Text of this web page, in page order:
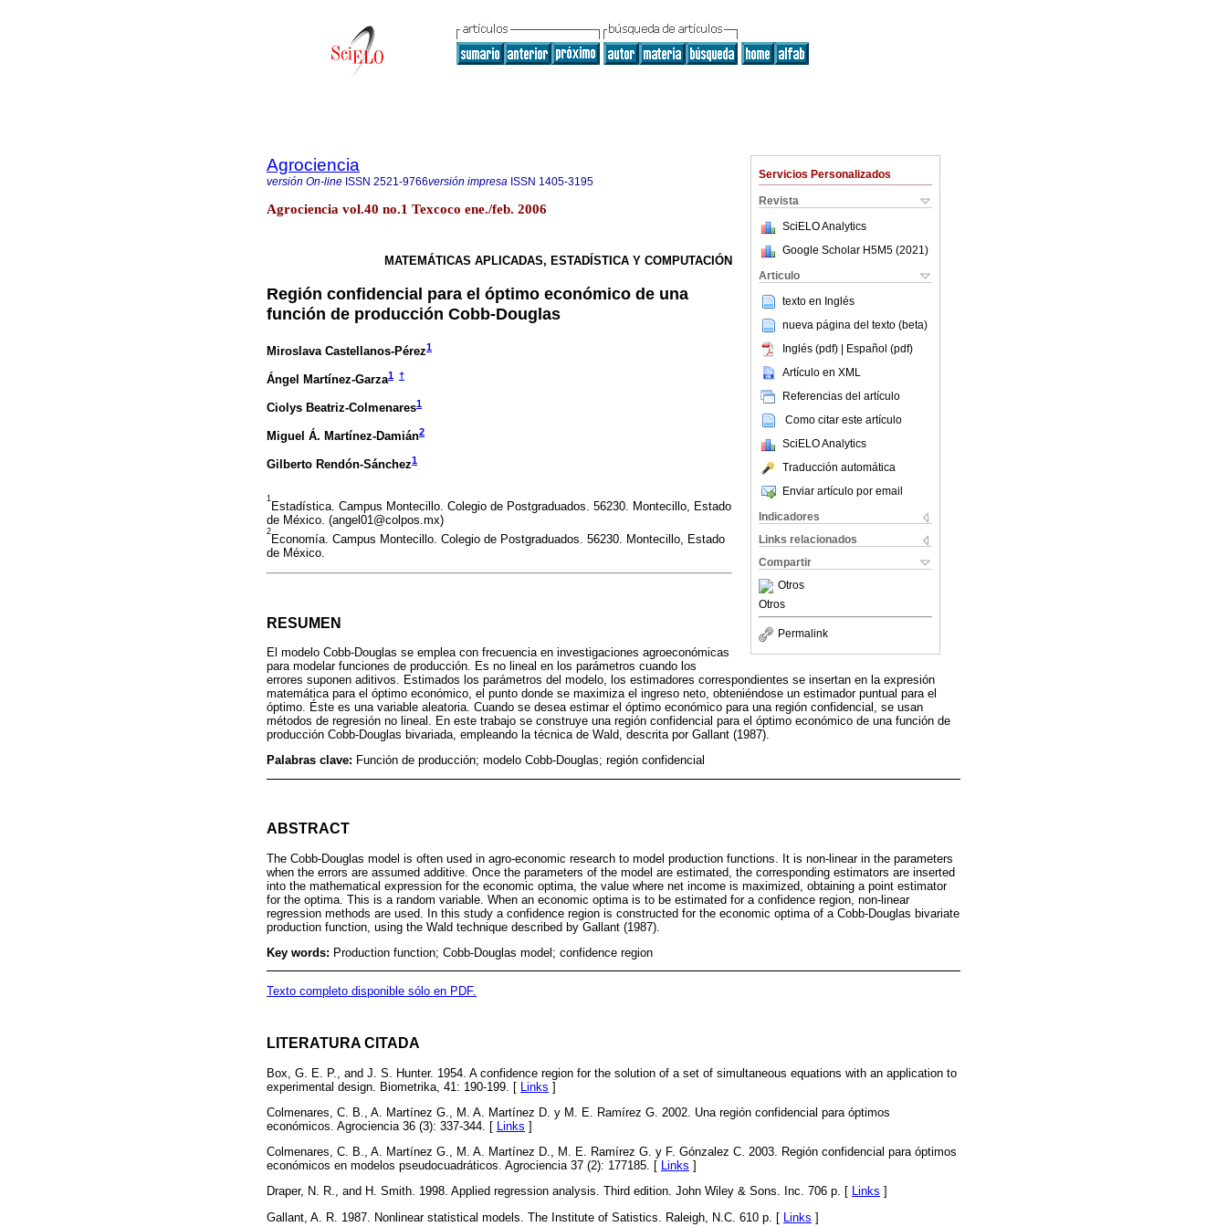
Servicios Personalizados
Revista
SciELO Analytics
Google Scholar H5M5 (2021 )
Articulo
texto en Inglés
nueva página del texto (beta)
Inglés (pdf) | Español (pdf)
Artículo en XML
Referencias del artículo
Como citar este artículo
SciELO Analytics
Traducción automática
Enviar artículo por email
Indicadores
Links relacionados
Compartir
Otros
Otros
Permalink
Agrociencia
versión On-line ISSN 2521-9766versión impresa ISSN 1405-3195
Agrociencia vol.40 no.1 Texcoco ene./feb. 2006
MATEMÁTICAS APLICADAS, ESTADÍSTICA Y COMPUTACIÓN
Región confidencial para el óptimo económico de una
función de producción Cobb-Douglas
Miroslava Castellanos-Pérez1
Ángel Martínez-Garza1 †
Ciolys Beatriz-Colmenares1
Miguel Á. Martínez-Damián2
Gilberto Rendón-Sánchez1
1
Estadística. Campus Montecillo. Colegio de Postgraduados. 56230. Montecillo, Estado
de México. (angel01@colpos.mx)
2
Economía. Campus Montecillo. Colegio de Postgraduados. 56230. Montecillo, Estado
de México.
RESUMEN
El modelo Cobb-Douglas se emplea con frecuencia en investigaciones agroeconómicas
para modelar funciones de producción. Es no lineal en los parámetros cuando los
errores suponen aditivos. Estimados los parámetros del modelo, los estimadores correspondientes se insertan en la expresión
matemática para el óptimo económico, el punto donde se maximiza el ingreso neto, obteniéndose un estimador puntual para el
óptimo. Éste es una variable aleatoria. Cuando se desea estimar el óptimo económico para una región confidencial, se usan
métodos de regresión no lineal. En este trabajo se construye una región confidencial para el óptimo económico de una función de
producción Cobb-Douglas bivariada, empleando la técnica de Wald, descrita por Gallant (1987).
Palabras clave: Función de producción; modelo Cobb-Douglas; región confidencial
ABSTRACT
The Cobb-Douglas model is often used in agro-economic research to model production functions. It is non-linear in the parameters
when the errors are assumed additive. Once the parameters of the model are estimated, the corresponding estimators are inserted
into the mathematical expression for the economic optima, the value where net income is maximized, obtaining a point estimator
for the optima. This is a random variable. When an economic optima is to be estimated for a confidence region, non-linear
regression methods are used. In this study a confidence region is constructed for the economic optima of a Cobb-Douglas bivariate
production function, using the Wald technique described by Gallant (1987).
Key words: Production function; Cobb-Douglas model; confidence region
Texto completo disponible sólo en PDF.
LITERATURA CITADA
Box, G. E. P., and J. S. Hunter. 1954. A confidence region for the solution of a set of simultaneous equations with an application to
experimental design. Biometrika, 41: 190-199. [
Links ]
Colmenares, C. B., A. Martínez G., M. A. Martínez D. y M. E. Ramírez G. 2002. Una región confidencial para óptimos
económicos. Agrociencia 36 (3): 337-344. [ Links ]
Colmenares, C. B., A. Martínez G., M. A. Martínez D., M. E. Ramírez G. y F. Gónzalez C. 2003. Región confidencial para óptimos
económicos en modelos pseudocuadráticos. Agrociencia 37 (2): 177185. [ Links ]
Draper, N. R., and H. Smith. 1998. Applied regression analysis. Third edition. John Wiley & Sons. Inc. 706 p. [ Links ]
Gallant, A. R. 1987. Nonlinear statistical models. The Institute of Satistics. Raleigh, N.C. 610 p. [ Links ]